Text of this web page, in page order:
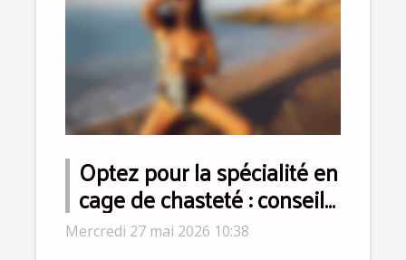
Optez pour la spécialité en
cage de chasteté : conseils
d’experts pour dépasser
Mercredi 27 mai 2026 10:38